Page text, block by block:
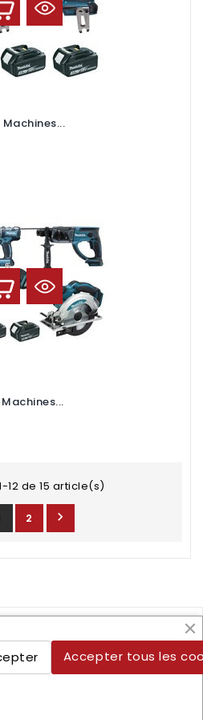
Machines...
12 de 15 article(s)
2 
à tout moment. Vous
de contact dans les
Accepter tous les